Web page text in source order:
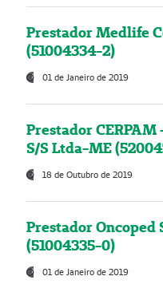
Prestador Medlife
(51004334-2)
01 de Janeiro de 2019
Prestador
S/S Ltda-ME
18 de Outubro de 2019
Prestador Oncoped
(51004335-0)
01 de Janeiro de 2019